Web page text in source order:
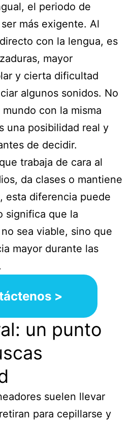
el periodo de
más exigente. Al
con la lengua, es
mayor
y cierta dificultad
algunos sonidos. No
con la misma
una posibilidad real y
de decidir.
trabaja de cara al
da clases o mantiene
esta diferencia puede
significa que la
sea viable, sino que
mayor durante las
>
un punto
suelen llevar
para cepillarse y